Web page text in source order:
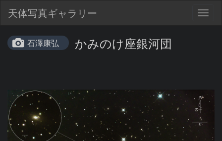
天体写真ギャラリー
石澤康弘 かみのけ座銀河団